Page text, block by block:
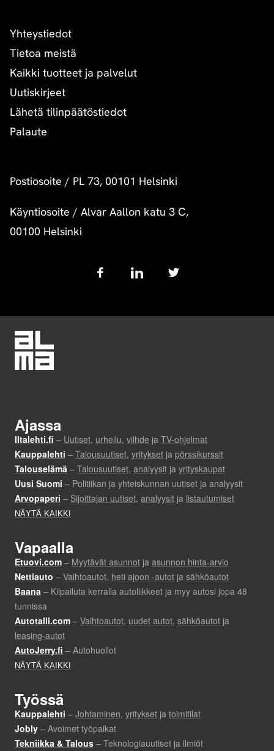
Yhteystiedot
Tietoa meistä
Kaikki tuotteet ja palvelut
Uutiskirjeet
Lähetä tilinpäätöstiedot
Palaute
Postiosoite / PL 73, 00101 Helsinki
Käyntiosoite / Alvar Aallon katu 3 C,
00100 Helsinki